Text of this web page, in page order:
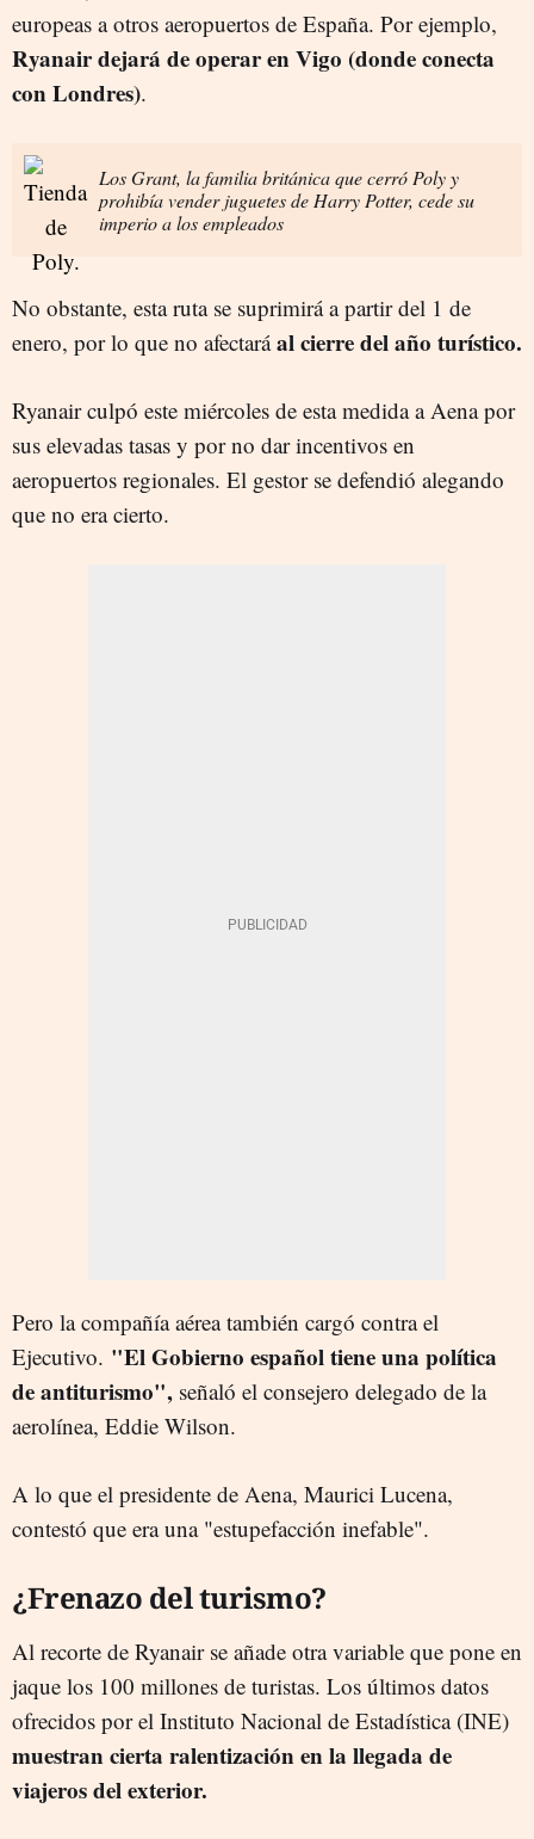
europeas a otros aeropuertos de España. Por ejemplo,
Ryanair dejará de operar en Vigo (donde conecta
con Londres).
Los Grant, la familia británica que cerró Poly y
prohibía vender juguetes de Harry Potter, cede su
imperio a los empleados
No obstante, esta ruta se suprimirá a partir del 1 de
enero, por lo que no afectaráal cierre del año turístico.
Ryanair culpó este miércoles de esta medida a Aena por
sus elevadas tasas y por no dar incentivos en
aeropuertos regionales. El gestor se defendió alegando
que no era cierto.
Pero la compañía aérea también cargó contra el
Ejecutivo. "El Gobierno español tiene una política
de antiturismo", señaló el consejero delegado de la
aerolínea, Eddie Wilson.
A lo que el presidente de Aena, Maurici Lucena,
contestó que era una "estupefacción inefable".
¿Frenazo del turismo?
Al recorte de Ryanair se añade otra variable que pone en
jaque los 100 millones de turistas. Los últimos datos
ofrecidos por el Instituto Nacional de Estadística (INE)
muestran cierta ralentización en la llegada de
viajeros del exterior.